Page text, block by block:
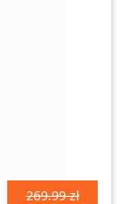
269.99 zł